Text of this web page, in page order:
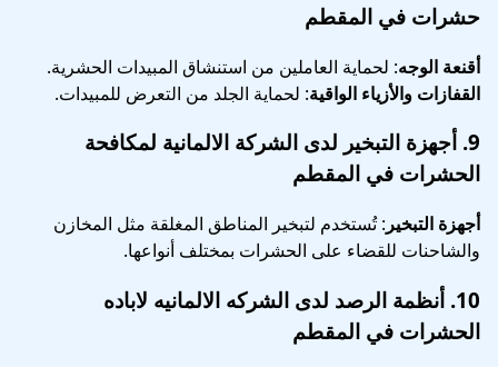
حشرات في المقطم
أقنعة الوجه: لحماية العاملين من استنشاق المبيدات الحشرية.
القفازات والأزياء الواقية: لحماية الجلد من التعرض للمبيدات.
9. أجهزة التبخير لدى الشركة الالمانية لمكافحة
الحشرات في المقطم
أجهزة التبخير : تُستخدم لتبخير المناطق المغلقة مثل المخازن
والشاحنات للقضاء على الحشرات بمختلف أنواعها.
10. أنظمة الرصد لدى الشركه الالمانيه لاباده
الحشرات في المقطم